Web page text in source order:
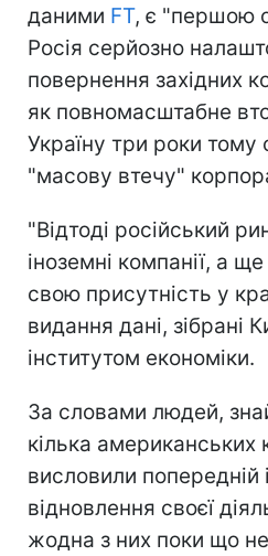
даними FT, є "першою
Росія серйозно
повернення західних
як повномасштабне
Україну три роки тому
"масову втечу"
"Відтоді російський
іноземні компанії, а
свою присутність у
видання дані, зібрані
інститутом економіки.
За словами людей,
кілька американських
висловили попередній
відновлення своєї
жодна з них поки що